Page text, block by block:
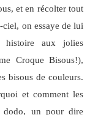
et en récolter tout
on essaye de lui
histoire aux jolies
Croque Bisous!),
bisous de couleurs.
et comment les
un pour dire